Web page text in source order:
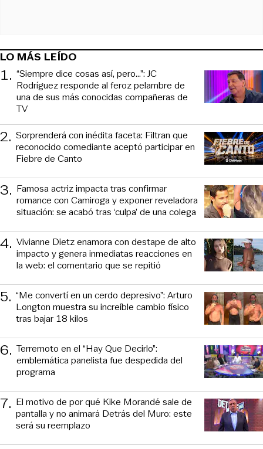
LO MÁS LEÍDO
1. “Siempre dice cosas así, pero...”: JC
Rodríguez responde al feroz pelambre de
una de sus más conocidas compañeras de
TV
2. Sorprenderá con inédita faceta: Filtran que
reconocido comediante aceptó participar en
Fiebre de Canto
3. Famosa actriz impacta tras confirmar
romance con Camiroga y exponer reveladora
situación: se acabó tras ‘culpa’ de una colega
4. Vivianne Dietz enamora con destape de alto
impacto y genera inmediatas reacciones en
la web: el comentario que se repitió
5. “Me convertí en un cerdo depresivo”: Arturo
Longton muestra su increíble cambio físico
tras bajar 18 kilos
6. Terremoto en el “Hay Que Decirlo”:
emblemática panelista fue despedida del
programa
7. El motivo de por qué Kike Morandé sale de
pantalla y no animará Detrás del Muro: este
será su reemplazo